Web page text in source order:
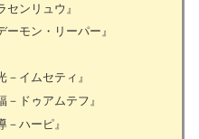
ンリュウ』
モン・リーパー』
イムセティ』
ドゥアムテフ』
ハーピ』